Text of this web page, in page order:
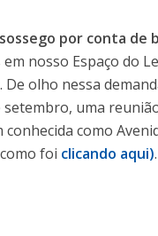
por conta de
nosso Espaço do
olho nessa
uma
conhecida como
foi clicando aqui).